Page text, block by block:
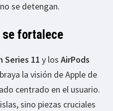
se detengan.
se fortalece
Series 11 y los AirPods
la visión de Apple de
centrado en el usuario.
sino piezas cruciales